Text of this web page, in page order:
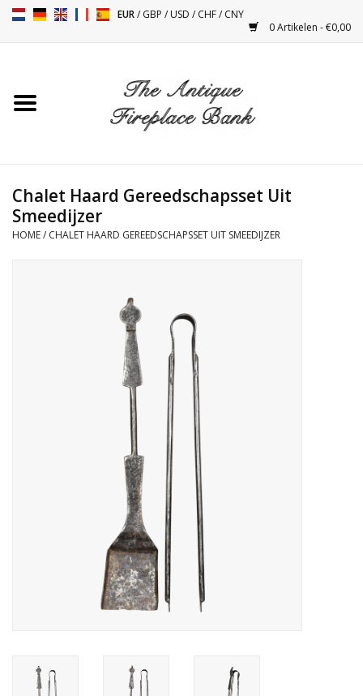
EUR/GBP /USD /CHF/CNY
0 Artikelen - €0,00
Toebehoren
Kacheltjes
Antiquiteiten en Vintage
Vloeren - Steen, Terra Cotta
Antieke Marmers
Chalet Haard Gereedschapsset Uit
Smeedijzer
HOME/ CHALET HAARD GEREEDSCHAPSSET UIT SMEEDIJZER